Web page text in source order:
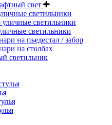
свет
светильники
светильники
светильники
на пьедестал / забор
на столбах
светильник